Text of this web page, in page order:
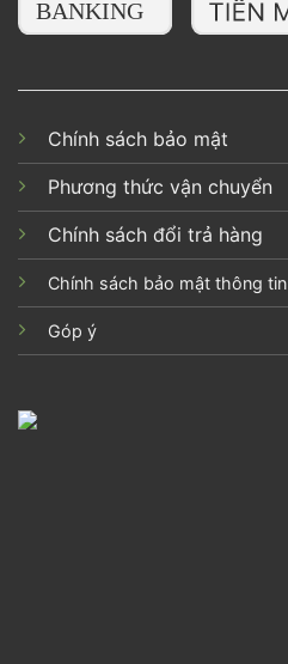
Chính sách bảo mật
Phương thức vận chuyển
Chính sách đổi trả hàng
Chính sách bảo mật thông tin
Góp ý